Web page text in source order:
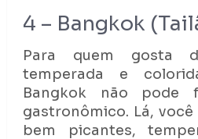
4 – Bangkok
Para quem gosta
temperada e
Bangkok não pode
gastronômico. Lá,
bem picantes,